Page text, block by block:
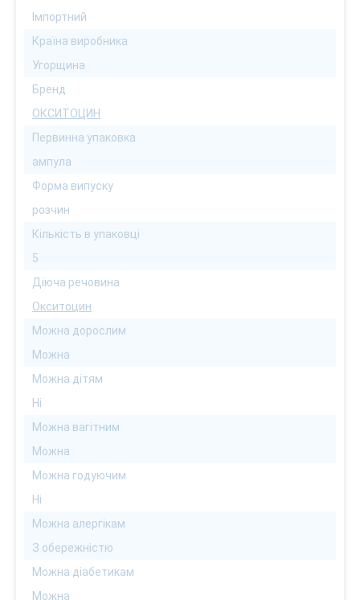
Імпортний
Країна виробника
Угорщина
Бренд
ОКСИТОЦИН
Первинна упаковка
ампула
Форма випуску
розчин
Кількість в упаковці
5
Діюча речовина
Окситоцин
Можна дорослим
Можна
Можна дітям
Ні
Можна вагітним
Можна
Можна годуючим
Ні
Можна алергікам
З обережністю
Можна діабетикам
Можна